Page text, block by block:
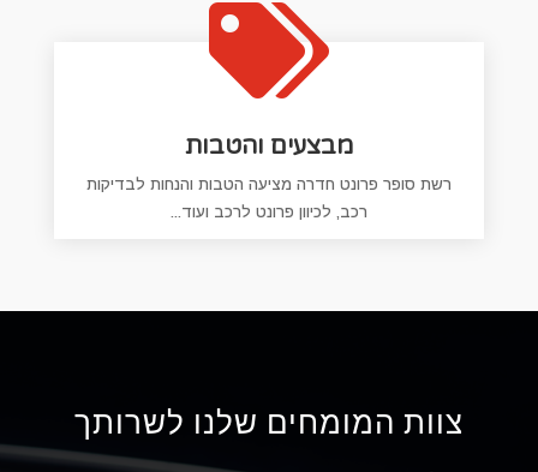

מבצעים והטבות
רשת סופר פרונט חדרה מציעה הטבות והנחות לבדיקות
רכב, לכיוון פרונט לרכב ועוד...
צוות המומחים שלנו לשרותך